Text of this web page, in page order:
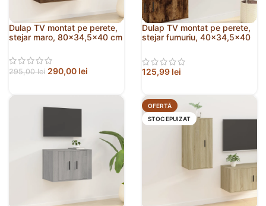
Dulap TV montat pe perete,
stejar maro, 80×34,5×40 cm
295,00lei 290,00 lei
Dulap TV montat pe perete,
stejar fumuriu, 40×34,5×40
125,99 lei
OFERTĂ
STOC EPUIZAT